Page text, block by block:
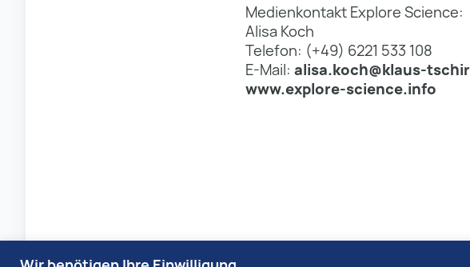
Medienkontakt Explore Science:
Alisa Koch
Telefon: (+49) 6221 533 108
E-Mail: alisa.koch@klaus-
www.explore-science.info